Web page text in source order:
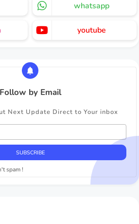
whatsapp
youtube
Follow by Email
Next Update Direct to Your inbox
spam !